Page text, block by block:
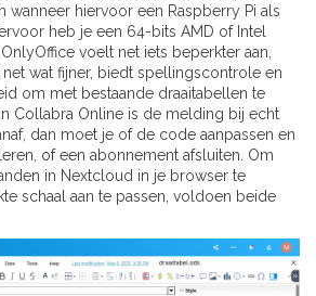
wanneer hiervoor een Raspberry Pi als
heb je een 64-bits AMD of Intel
voelt net iets beperkter aan,
wat fijner, biedt spellingscontrole en
om met bestaande draaitabellen te
Collabra Online is de melding bij echt
dan moet je of de code aanpassen en
of een abonnement afsluiten. Om
in Nextcloud in je browser te
schaal aan te passen, voldoen beide